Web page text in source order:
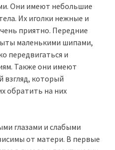
Они имеют небольшие
Их иголки нежные и
приятно. Передние
маленькими шипами,
передвигаться и
Также они имеют
взгляд, который
обратить на них
глазами и слабыми
от матери. В первые